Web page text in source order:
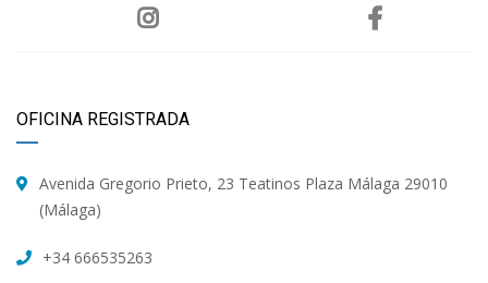
OFICINA REGISTRADA
Avenida Gregorio Prieto, 23 Teatinos Plaza Málaga 29010
(Málaga)
+34 666535263